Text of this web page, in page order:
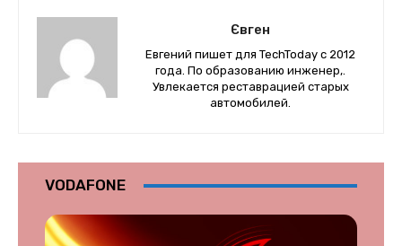
Євген
Евгений пишет для TechToday с 2012
года. По образованию инженер,.
Увлекается реставрацией старых
автомобилей.
VODAFONE